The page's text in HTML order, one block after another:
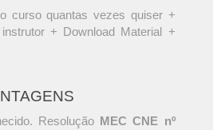
curso quantas vezes quiser +
+ Download Material +
Resolução MEC CNE nº